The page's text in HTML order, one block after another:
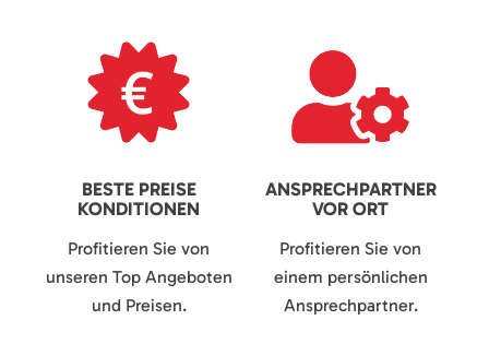
BESTE PREISE
KONDITIONEN
Profitieren Sie von
unseren Top Angeboten
und Preisen.
ANSPRECHPARTNER
VOR ORT
Profitieren Sie von
einem persönlichen
Ansprechpartner.